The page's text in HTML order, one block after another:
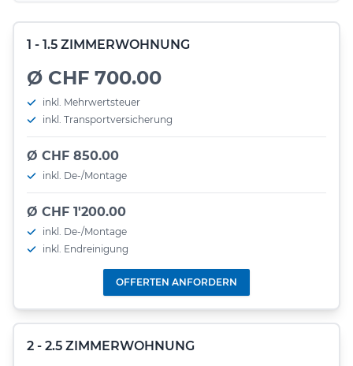
1 - 1.5 ZIMMERWOHNUNG
Ø CHF 700.00
inkl. Mehrwertsteuer
inkl. Transportversicherung
Ø CHF 850.00
inkl. De-/Montage
Ø CHF 1'200.00
inkl. De-/Montage
inkl. Endreinigung
OFFERTEN ANFORDERN
2 - 2.5 ZIMMERWOHNUNG